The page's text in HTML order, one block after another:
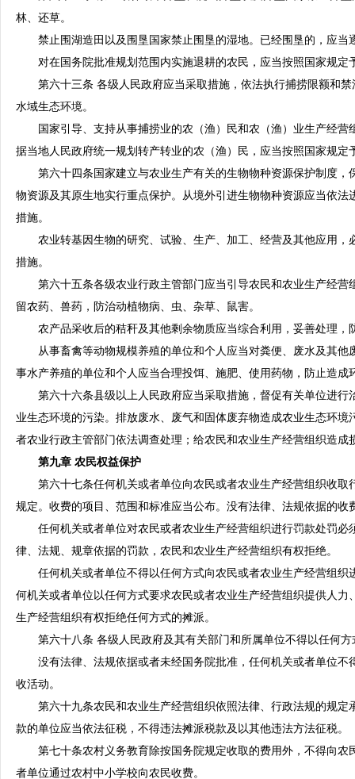
林、还草。
禁止围湖造田以及围垦国家禁止围垦的湿地。已经围垦的，应当
对在国务院批准规划范围内实施退耕的农民，应当按照国家规定
第六十三条 各级人民政府应当采取措施，依法执行捕捞限额和禁
水域生态环境。
国家引导、支持从事捕捞业的农（渔）民和农（渔）业生产经营
据当地人民政府统一规划转产转业的农（渔）民，应当按照国家规定
第六十四条国家建立与农业生产有关的生物物种资源保护制度，
物资源及其原生地实行重点保护。从境外引进生物物种资源应当依
措施。
农业转基因生物的研究、试验、生产、加工、经营及其他应用，
措施。
第六十五条各级农业行政主管部门应当引导农民和农业生产经营
留农药、兽药，防治动植物病、虫、杂草、鼠害。
农产品采收后的秸秆及其他剩余物质应当综合利用，妥善处理，
从事畜禽等动物规模养殖的单位和个人应当对粪便、废水及其他
事水产养殖的单位和个人应当合理投饵、施肥、使用药物，防止造成
第六十六条县级以上人民政府应当采取措施，督促有关单位进行
业生态环境的污染。排放废水、废气和固体废弃物造成农业生态环
者农业行政主管部门依法调查处理；给农民和农业生产经营组织造成
第九章 农民权益保护
第六十七条任何机关或者单位向农民或者农业生产经营组织收取
规定。收费的项目、范围和标准应当公布。没有法律、法规依据的
任何机关或者单位对农民或者农业生产经营组织进行罚款处罚必
律、法规、规章依据的罚款，农民和农业生产经营组织有权拒绝。
任何机关或者单位不得以任何方式向农民或者农业生产经营组织
何机关或者单位以任何方式要求农民或者农业生产经营组织提供人
生产经营组织有权拒绝任何方式的摊派。
第六十八条 各级人民政府及其有关部门和所属单位不得以任何方
没有法律、法规依据或者未经国务院批准，任何机关或者单位不
收活动。
第六十九条农民和农业生产经营组织依照法律、行政法规的规定
款的单位应当依法征税，不得违法摊派税款及以其他违法方法征税。
第七十条农村义务教育除按国务院规定收取的费用外，不得向农
者单位通过农村中小学校向农民收费。